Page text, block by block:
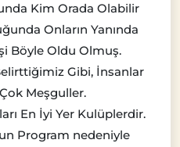
Kim Orada Olabilir
Onların Yanında
Böyle Oldu Olmuş.
Gibi, İnsanlar
Meşguller.
En İyi Yer Kulüplerdir.
Program nedeniyle